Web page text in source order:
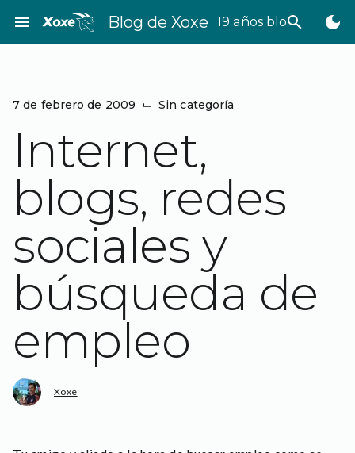
contenido
menu Blog de Xoxe 19 años bloggeando
search dark_mode
7 de febrero de 2009 ⌙ Sin categoría
Internet,
blogs, redes
sociales y
búsqueda de
empleo
Xoxe